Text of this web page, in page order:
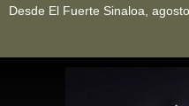
Desde El Fuerte Sinaloa,